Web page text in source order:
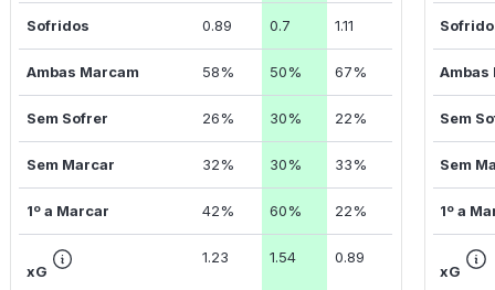
Sofridos 0.89 0.7 1.11
Ambas Marcam 58% 50% 67%
Sem Sofrer 26% 30% 22%
Sem Marcar 32% 30% 33%
1º a Marcar 42% 60% 22%
xG
1.23 1.54 0.89
Ambas
Sem
Sem
1º a
xG